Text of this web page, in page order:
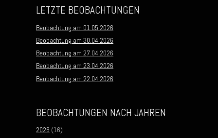
LETZTE BEOBACHTUNGEN
Beobachtung am 01.05.2026
Beobachtung am 30.04.2026
Beobachtung am 27.04.2026
Beobachtung am 23.04.2026
Beobachtung am 22.04.2026
BEOBACHTUNGEN NACH JAHREN
2026 (16)